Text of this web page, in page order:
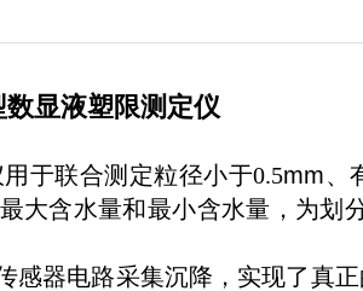
数显液塑限测定仪
于联合测定粒径小于0.5mm、
大含水量和最小含水量，为划
感器电路采集沉降，实现了真正